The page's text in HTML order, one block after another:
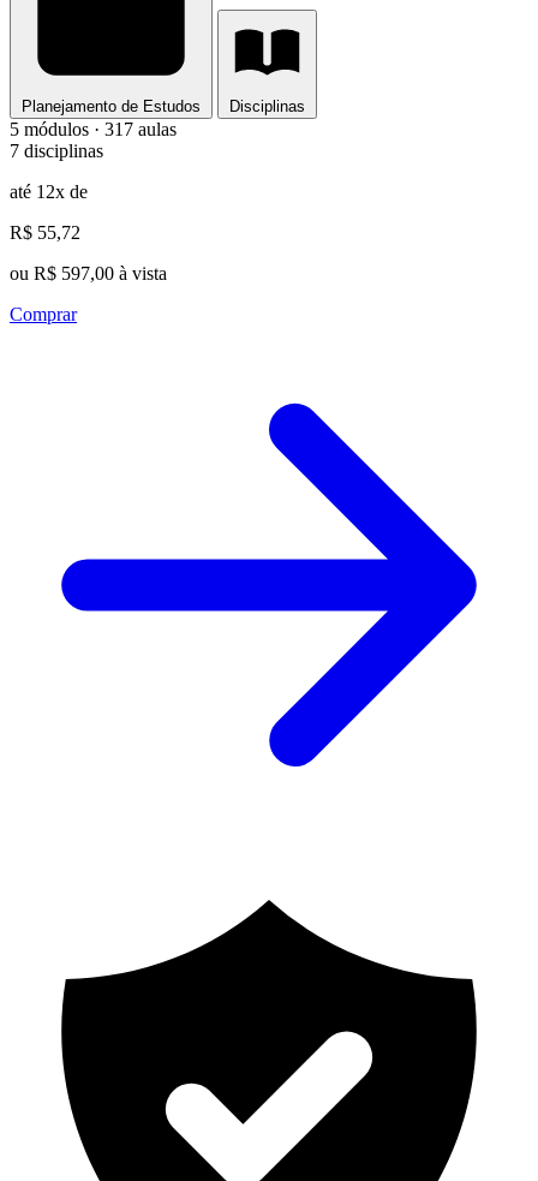
Planejamento de Estudos Disciplinas
5 módulos · 317 aulas
7 disciplinas
até 12x de
R$ 55,72
ou R$ 597,00 à vista
Comprar